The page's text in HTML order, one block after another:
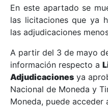
Mostrar/Ocultar
Mostrar/Ocultar
En este apartado se
las licitaciones que ya
las adjudicaciones
A partir del 3 de mayo
información respecto a
Adjudicaciones ya
Nacional de Moneda y
Moneda, puede